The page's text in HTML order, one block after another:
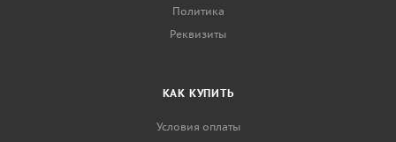
Политика
Реквизиты
КАК КУПИТЬ
Условия оплаты